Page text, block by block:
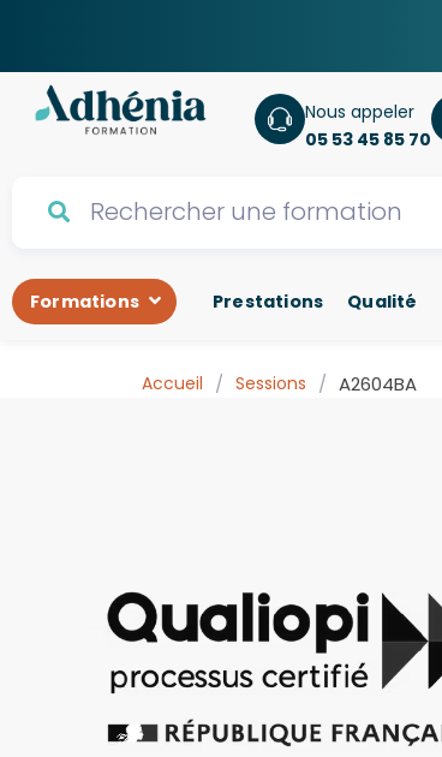
Nous appeler
05 53 45 85 70
Formations Prestations Qualité
Accueil / Sessions / A2604BA